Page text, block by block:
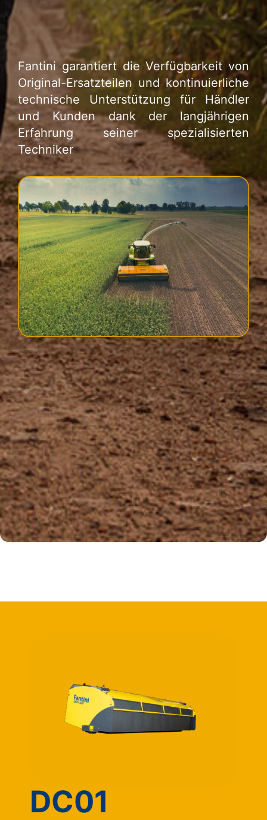
Fantini garantiert die Verfügbarkeit von
Original-Ersatzteilen und kontinuierliche
technische Unterstützung für Händler
und Kunden dank der langjährigen
Erfahrung seiner spezialisierten
Techniker
DC01